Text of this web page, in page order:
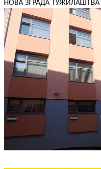
НОВА ЗГРАДА ТУЖИЛАШТВА